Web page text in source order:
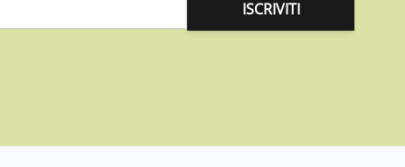
ISCRIVITI